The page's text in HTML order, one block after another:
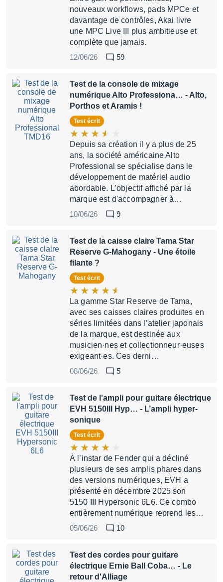
nouveaux workflows, pads MPCe et
davantage de contrôles, Akai livre
une MPC Live III plus ambitieuse et
complète que jamais.
12/06/26
59
Test de la console de mixage
numérique Alto Professiona… - Alto,
Porthos et Aramis !
Test écrit
Depuis sa création il y a plus de 25
ans, la société américaine Alto
Professional se spécialise dans le
développement de matériel audio
abordable. L’objectif affiché par la
marque est d'accompagner à…
10/06/26
9
Test de la caisse claire Tama Star
Reserve G-Mahogany - Une étoile
filante ?
Test écrit
La gamme Star Reserve de Tama,
avec ses caisses claires produites en
séries limitées dans l’atelier japonais
de la marque, est destinée aux
musicien·nes et collectionneur·euses
exigeant·es. Ces derni…
08/06/26
5
Test de l'ampli pour guitare électrique
EVH 5150III Hyp… - L’ampli hyper-
sonique
Test écrit
À l’instar de Fender qui a décliné
plusieurs de ses amplis phares dans
des versions numériques, EVH a
présenté en décembre 2025 son
5150 III Hypersonic 6L6. Ce combo
entièrement numérique reprend les…
05/06/26
10
Test des cordes pour guitare
électrique Ernie Ball Coba… - Le
retour d'Alliage